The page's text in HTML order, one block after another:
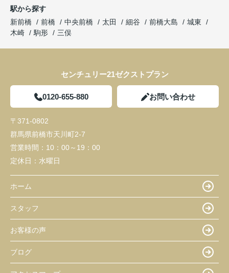
駅から探す
新前橋
前橋 中央前橋 太田 細谷 前橋大島
城東
木崎
駒形 三俣
センチュリー21ゼクストプラン
0120-655-880 お問い合わせ
〒371-0802
群馬県前橋市天川町2-7
営業時間： 10：00～19：00
定休日： 水曜日
ホーム
スタッフ
お客様の声
ブログ